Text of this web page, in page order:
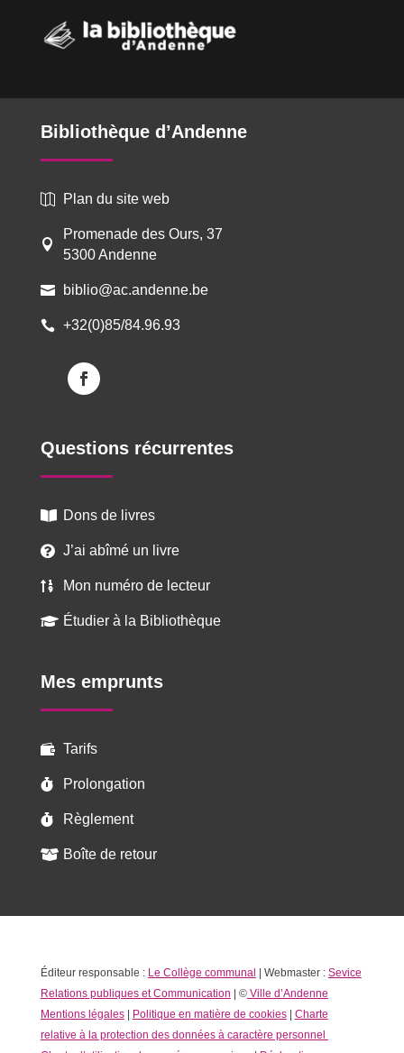
b
o
k
d
o
n
er
Bibliothèque d’Andenne
 Plan du site web

Promenade des Ours, 37
5300 Andenne
 biblio@ac.andenne.be
 +32(0)85/84.96.93
Questions récurrentes
 Dons de livres
 J’ai abîmé un livre
 Mon numéro de lecteur
 Étudier à la Bibliothèque
Mes emprunts
 Tarifs
 Prolongation
 Règlement
 Boîte de retour
Éditeur responsable : Le Collège communal | Webmaster : Sevice
Relations publiques et Communication
| © Ville d’Andenne
Mentions légales
Politique en matière de cookies
Charte
relative à la protection des données à caractère personnel